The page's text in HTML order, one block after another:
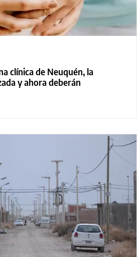
clínica de Neuquén, la
y ahora deberán